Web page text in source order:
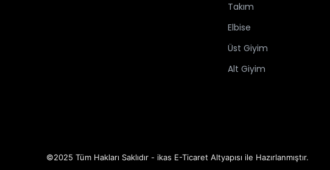
Takım
Elbise
Üst Giyim
Alt Giyim
©2025 Tüm Hakları Saklıdır - ikas E-Ticaret Altyapısı ile Hazırlanmıştır.